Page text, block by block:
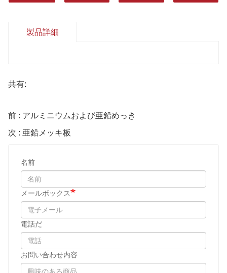
製品詳細
共有:
前 : アルミニウムおよび亜鉛めっき
次 : 亜鉛メッキ板
名前
メールボックス
電話だ
お問い合わせ内容